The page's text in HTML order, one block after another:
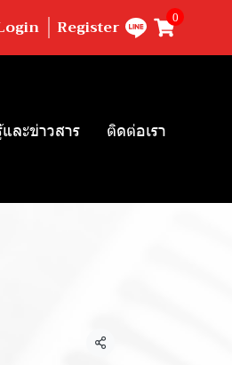
Register 0
ละข่าวสาร ติดต่อเรา
Share